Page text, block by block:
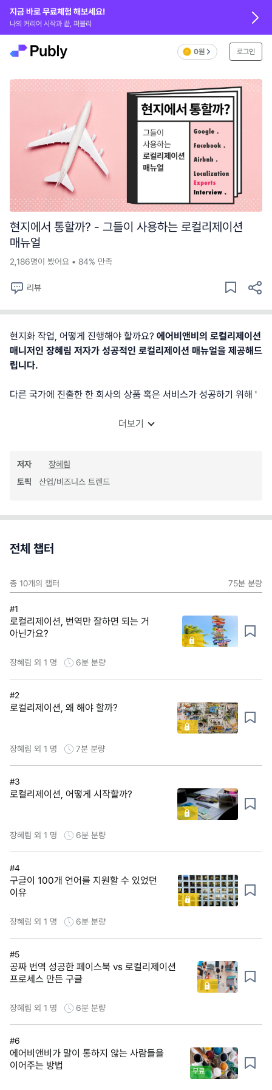
0원 로그인
지금 바로 무료체험 해보세요!
나의 커리어 시작과 끝, 퍼블리
현지에서 통할까? - 그들이 사용하는 로컬리제이션
매뉴얼
2,186명이 봤어요 • 84% 만족
리뷰
현지화 작업, 어떻게 진행해야 할까요? 에어비앤비의 로컬리제이션
매니저인 장혜림 저자가 성공적인 로컬리제이션 매뉴얼을 제공해드
립니다.
다른 국가에 진출한 한 회사의 상품 혹은 서비스가 성공하기 위해 '
더보기
저자
장혜림
토픽
산업/비즈니스 트렌드
전체 챕터
총 10개의 챕터 75분 분량
#1
로컬리제이션, 번역만 잘하면 되는 거
아닌가요?
장혜림 외 1 명 6분 분량
#2
로컬리제이션, 왜 해야 할까?
장혜림 외 1 명 7분 분량
#3
로컬리제이션, 어떻게 시작할까?
장혜림 외 1 명 6분 분량
#4
구글이 100개 언어를 지원할 수 있었던
이유
장혜림 외 1 명 6분 분량
#5
공짜 번역 성공한 페이스북 vs 로컬리제이션
프로세스 만든 구글
장혜림 외 1 명 6분 분량
#6
에어비앤비가 말이 통하지 않는 사람들을
이어주는 방법
무료